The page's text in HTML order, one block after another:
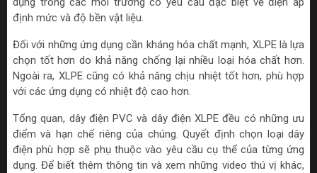
định mức và độ bền vật liệu.
Đối với những ứng dụng cần kháng hóa chất mạnh, XLPE là lựa
chọn tốt hơn do khả năng chống lại nhiều loại hóa chất hơn.
Ngoài ra, XLPE cũng có khả năng chịu nhiệt tốt hơn, phù hợp
với các ứng dụng có nhiệt độ cao hơn.
Tổng quan, dây điện PVC và dây điện XLPE đều có những ưu
điểm và hạn chế riêng của chúng. Quyết định chọn loại dây
điện phù hợp sẽ phụ thuộc vào yêu cầu cụ thể của từng ứng
dụng. Để biết thêm thông tin và xem những video thú vị khác,